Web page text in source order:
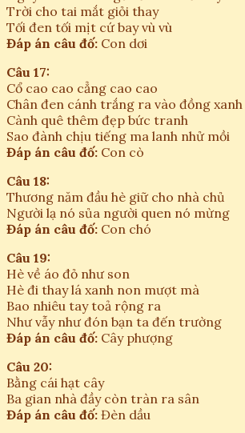
Trời cho tai mắt giỏi thay
Tối đen tối mịt cứ bay vù vù
Đáp án câu đố: Con dơi
Câu 17:
Cổ cao cao cẳng cao cao
Chân đen cánh trắng ra vào đồng xanh
Cành quê thêm đẹp bức tranh
Sao đành chịu tiếng ma lanh nhử mồi
Đáp án câu đố: Con cò
Câu 18:
Thương năm đầu hè giữ cho nhà chủ
Người lạ nó sủa người quen nó mừng
Đáp án câu đố: Con chó
Câu 19:
Hè về áo đỏ như son
Hè đi thay lá xanh non mượt mà
Bao nhiêu tay toả rộng ra
Như vẫy như đón bạn ta đến trường
Đáp án câu đố: Cây phượng
Câu 20:
Bằng cái hạt cây
Ba gian nhà đầy còn tràn ra sân
Đáp án câu đố: Đèn dầu